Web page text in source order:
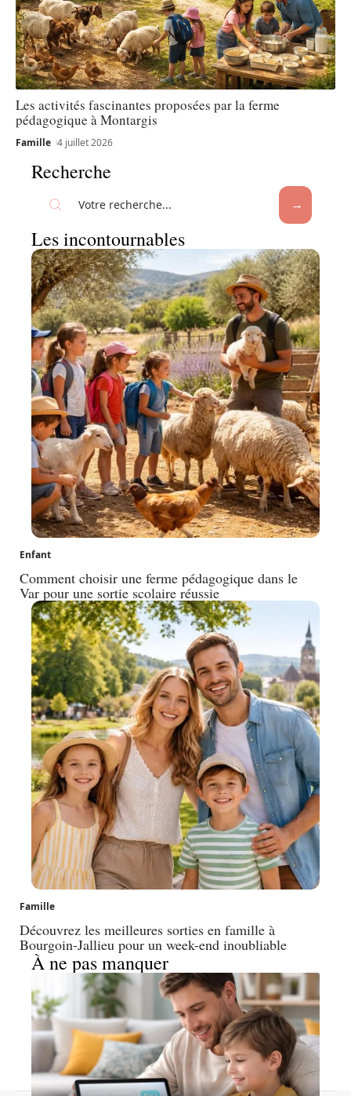
Les activités fascinantes proposées par la ferme
pédagogique à Montargis
Famille 4 juillet 2026
Recherche
Les incontournables
Enfant
Comment choisir une ferme pédagogique dans le
Var pour une sortie scolaire réussie
Famille
Découvrez les meilleures sorties en famille à
Bourgoin-Jallieu pour un week-end inoubliable
À ne pas manquer